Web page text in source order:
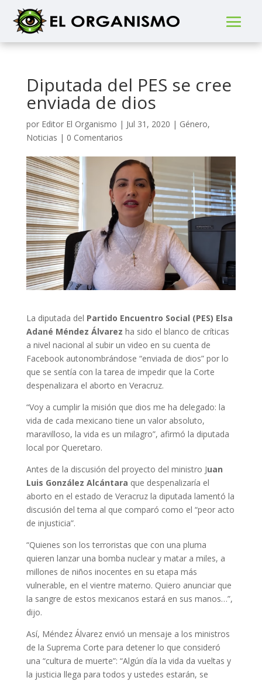
Diputada del PES se cree
enviada de dios
por Editor El Organismo | Jul 31, 2020 | Género,
Noticias | 0 Comentarios
La diputada del Partido Encuentro Social (PES) Elsa
Adané Méndez Álvarez ha sido el blanco de críticas
a nivel nacional al subir un video en su cuenta de
Facebook autonombrándose “enviada de dios” por lo
que se sentía con la tarea de impedir que la Corte
despenalizara el aborto en Veracruz.
“Voy a cumplir la misión que dios me ha delegado: la
vida de cada mexicano tiene un valor absoluto,
maravilloso, la vida es un milagro”, afirmó la diputada
local por Queretaro.
Antes de la discusión del proyecto del ministro Juan
Luis González Alcántara que despenalizaría el
aborto en el estado de Veracruz la diputada lamentó la
discusión del tema al que comparó como el “peor acto
de injusticia”.
“Quienes son los terroristas que con una pluma
quieren lanzar una bomba nuclear y matar a miles, a
millones de niños inocentes en su etapa más
vulnerable, en el vientre materno. Quiero anunciar que
la sangre de estos mexicanos estará en sus manos…”,
dijo.
Así, Méndez Álvarez envió un mensaje a los ministros
de la Suprema Corte para detener lo que consideró
una “cultura de muerte”: “Algún día la vida da vueltas y
la justicia llega para todos y ustedes estarán, se